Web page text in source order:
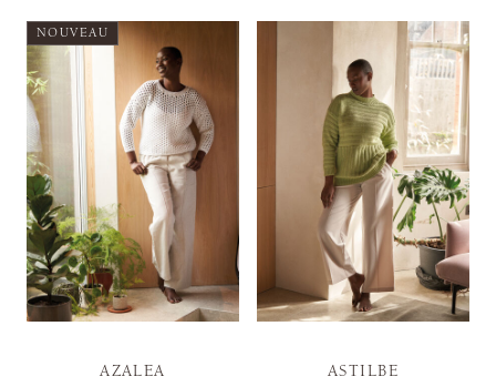
NOUVEAU
AZALEA
ASTILBE